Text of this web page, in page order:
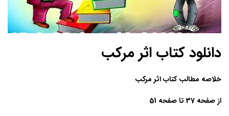
دانلود کتاب اثر مرکب
خلاصه مطالب کتاب اثر مرکب
از صفحه 37 تا صفحه 51